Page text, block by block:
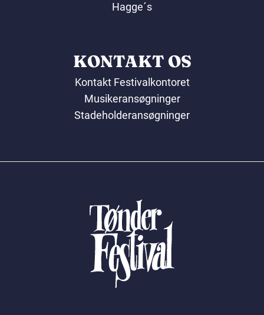
Hagge´s
KONTAKT OS
Kontakt Festivalkontoret
Musikeransøgninger
Stadeholderansøgninger